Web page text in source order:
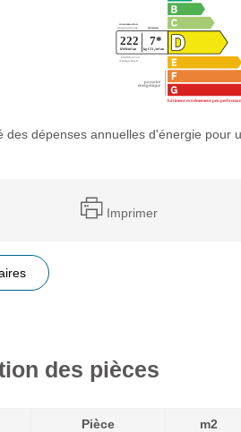
des dépenses annuelles d'énergie
Imprimer
des pièces
Pièce m2